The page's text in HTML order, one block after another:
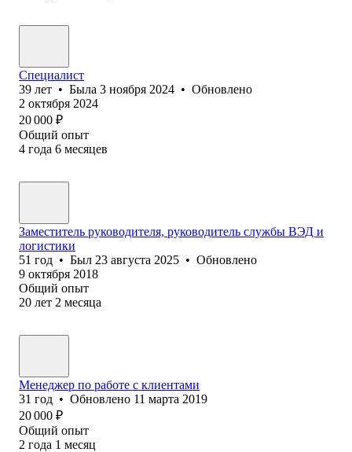
Специалист
39 лет • Была 3 ноября 2024 • Обновлено
2 октября 2024
20 000 ₽
Общий опыт
4 года 6 месяцев
Заместитель руководителя, руководитель службы ВЭД и
логистики
51 год • Был 23 августа 2025 • Обновлено
9 октября 2018
Общий опыт
20 лет 2 месяца
Менеджер по работе с клиентами
31 год • Обновлено 11 марта 2019
20 000 ₽
Общий опыт
2 года 1 месяц